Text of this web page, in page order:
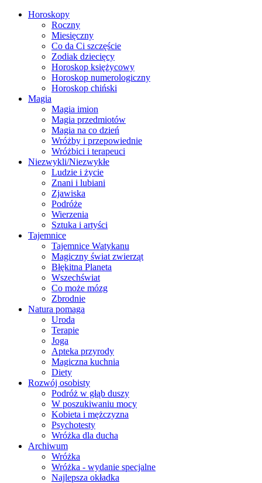
Horoskopy
Roczny
Miesięczny
Co da Ci szczęście
Zodiak dziecięcy
Horoskop księżycowy
Horoskop numerologiczny
Horoskop chiński
Magia
Magia imion
Magia przedmiotów
Magia na co dzień
Wróżby i przepowiednie
Wróżbici i terapeuci
Niezwykli/Niezwykłe
Ludzie i życie
Znani i lubiani
Zjawiska
Podróże
Wierzenia
Sztuka i artyści
Tajemnice
Tajemnice Watykanu
Magiczny świat zwierząt
Błękitna Planeta
Wszechświat
Co może mózg
Zbrodnie
Natura pomaga
Uroda
Terapie
Joga
Apteka przyrody
Magiczna kuchnia
Diety
Rozwój osobisty
Podróż w głąb duszy
W poszukiwaniu mocy
Kobieta i mężczyzna
Psychotesty
Wróżka dla ducha
Archiwum
Wróżka
Wróżka - wydanie specjalne
Najlepsza okładka